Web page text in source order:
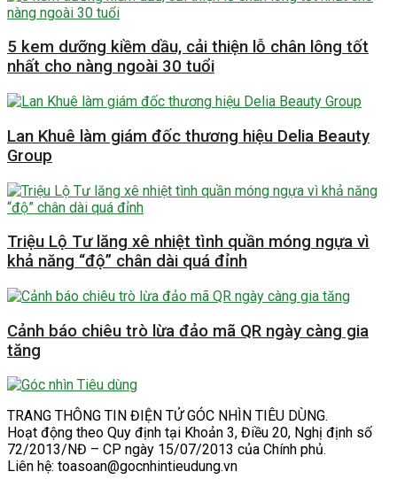
5 kem dưỡng kiềm dầu, cải thiện lỗ chân lông tốt
nhất cho nàng ngoài 30 tuổi
Lan Khuê làm giám đốc thương hiệu Delia Beauty
Group
Triệu Lộ Tư lăng xê nhiệt tình quần móng ngựa vì
khả năng “độ” chân dài quá đỉnh
Cảnh báo chiêu trò lừa đảo mã QR ngày càng gia
tăng
TRANG THÔNG TIN ĐIỆN TỬ GÓC NHÌN TIÊU DÙNG.
Hoạt động theo Quy định tại Khoản 3, Điều 20, Nghị định số
72/2013/NĐ – CP ngày 15/07/2013 của Chính phủ.
Liên hệ: toasoan@gocnhintieudung.vn